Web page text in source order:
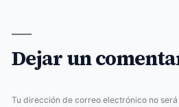
Dejar un
Tu dirección de correo electrónico no